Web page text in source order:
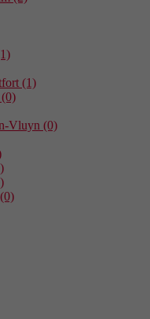
(1)
(0)
Vluyn (0)